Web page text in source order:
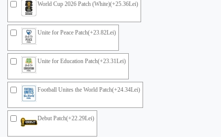
World Cup 2026 Patch (White)(+25.36Lei)
Unite for Peace Patch(+23.82Lei)
Unite for Education Patch(+23.31Lei)
Football Unites the World Patch(+24.34Lei)
Debut Patch(+22.29Lei)